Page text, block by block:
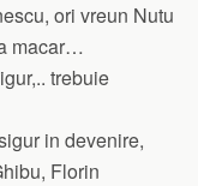
ori vreun Nutu
macar…
trebuie
in devenire,
Florin